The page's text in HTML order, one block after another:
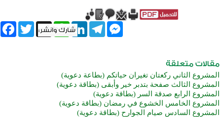
Twitter X
WhatsAppLinkedInTelegram
Messenger
المشروع الثاني ركعتان تغيران حياتكم (بطاعة دعوية)
المشروع الثالث صفحة بتدبر خير وأبقى (بطاقة دعوية)
المشروع الرابع صدقة السر (بطاقة دعوية)
المشروع الخامس الخشوع في رمضان (بطاقة دعوية)
المشروع السادس صيام الجوارح (بطاقة دعوية)